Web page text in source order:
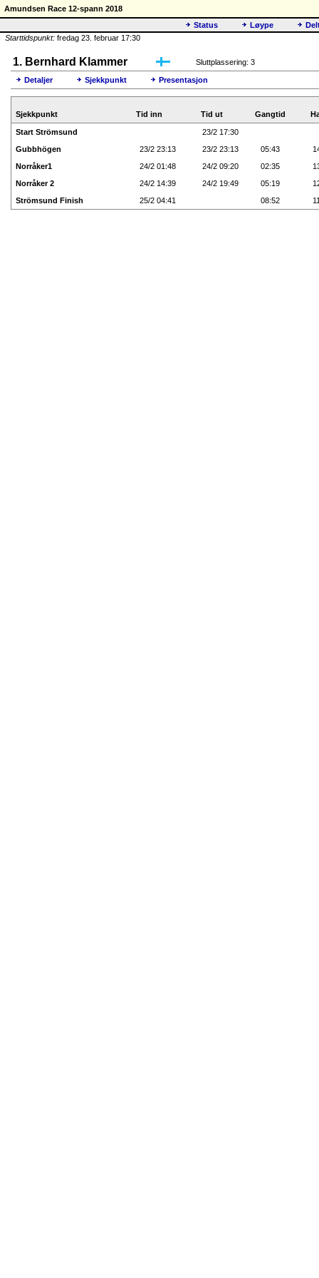
Amundsen Race 12-spann 2018
Status
Løype
Starttidspunkt: fredag 23. februar 17:30
1. Bernhard Klammer Sluttplassering: 3
Detaljer Sjekkpunkt Presentasjon
Sjekkpunkt Tid inn Tid ut Gangtid
Start Strömsund
23/2 17:30
Gubbhögen
23/2 23:13 23/2 23:13 05:43
Norråker1
24/2 01:48 24/2 09:20 02:35
Norråker 2
24/2 14:39 24/2 19:49 05:19
Strömsund Finish
25/2 04:41 08:52